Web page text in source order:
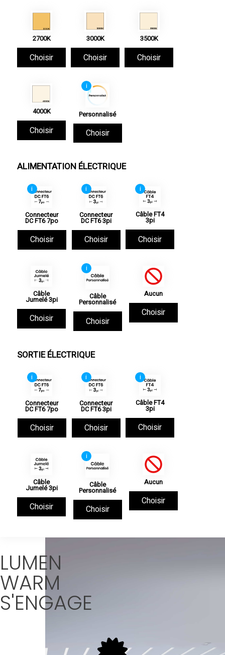
2700K
Choisir
3000K
Choisir
3500K
Choisir
4000K
Choisir
i
Personnalisé
Choisir
ALIMENTATION ÉLECTRIQUE
i
Connecteur
DC FT6 7po
Choisir
i
Connecteur
DC FT6 3pi
Choisir
i
Câble FT4
3pi
Choisir
Câble
Jumelé 3pi
Choisir
i
Câble
Personnalisé
Choisir
Aucun
Choisir
SORTIE ÉLECTRIQUE
i
Connecteur
DC FT6 7po
Choisir
i
Connecteur
DC FT6 3pi
Choisir
i
Câble FT4
3pi
Choisir
Câble
Jumelé 3pi
Choisir
i
Câble
Personnalisé
Choisir
Aucun
Choisir
LUMEN
WARM
S'ENGAGE